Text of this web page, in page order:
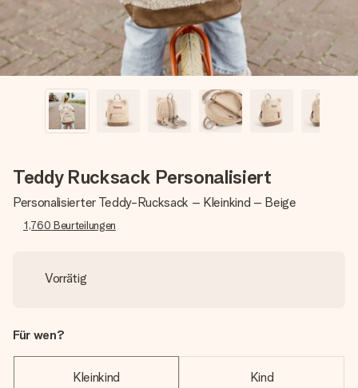
Teddy Rucksack Personalisiert
Personalisierter Teddy-Rucksack – Kleinkind – Beige
1,760 Beurteilungen
Vorrätig
Für wen?
Kleinkind Kind